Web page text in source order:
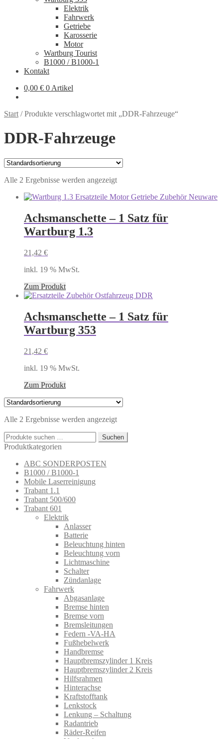
Elektrik
Fahrwerk
Getriebe
Karosserie
Motor
Wartburg Tourist
B1000 / B1000-1
Kontakt
0,00 € 0 Artikel
Start /Produkte verschlagwortet mit „DDR-Fahrzeuge“
DDR-Fahrzeuge
Alle 2 Ergebnisse werden angezeigt
Achsmanschette – 1 Satz für
Wartburg 1.3
21,42 €
inkl. 19 % MwSt.
Zum Produkt
Achsmanschette – 1 Satz für
Wartburg 353
21,42 €
inkl. 19 % MwSt.
Zum Produkt
Alle 2 Ergebnisse werden angezeigt
Suchen
nach:
Suchen
Produktkategorien
ABC SONDERPOSTEN
B1000 / B1000-1
Mobile Laserreinigung
Trabant 1.1
Trabant 500/600
Trabant 601
Elektrik
Anlasser
Batterie
Beleuchtung hinten
Beleuchtung vorn
Lichtmaschine
Schalter
Zündanlage
Fahrwerk
Abgasanlage
Bremse hinten
Bremse vorn
Bremsleitungen
Federn -VA-HA
Fußhebelwerk
Handbremse
Hauptbremszylinder 1 Kreis
Hauptbremszylinder 2 Kreis
Hilfsrahmen
Hinterachse
Kraftstofftank
Lenkstock
Lenkung – Schaltung
Radantrieb
Räder-Reifen